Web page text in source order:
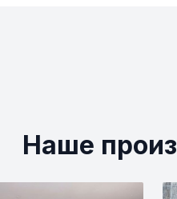
Наше